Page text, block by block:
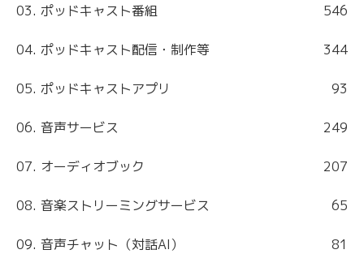
03. ポッドキャスト番組 546
04. ポッドキャスト配信・制作等 344
05. ポッドキャストアプリ 93
06. 音声サービス 249
07. オーディオブック 207
08. 音楽ストリーミングサービス 65
09. 音声チャット（対話AI） 81